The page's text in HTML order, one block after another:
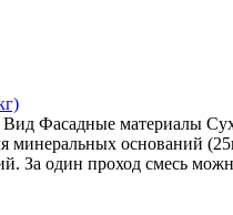
Вид Фасадные материалы
минеральных оснований
За один проход смесь